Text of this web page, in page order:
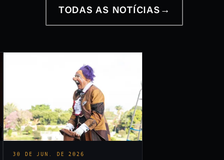
TODAS AS NOTÍCIAS →
30 DE JUN. DE 2026